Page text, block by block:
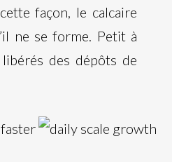
façon, le calcaire
ne se forme. Petit à
des dépôts de